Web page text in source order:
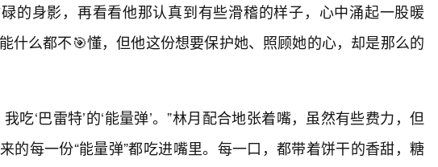
的身影，再看看他那认真到有些滑稽的样子，心中涌起一股暖
什么都不🎯懂，但他这份想要保护她、照顾她的心，却是那么的
吃‘巴雷特’的‘能量弹’。”林月配合地张着嘴，虽然有些费力，但
的每一份“能量弹”都吃进嘴里。每一口，都带着饼干的香甜，糖